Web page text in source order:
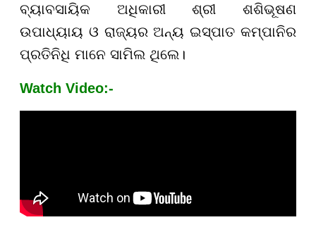
ବ୍ୟାବସାୟିକ ଅଧିକାରୀ ଶ୍ରୀ ଶଶିଭୂଷଣ
ଉପାଧ୍ୟାୟ ଓ ରାଜ୍ୟର ଅନ୍ୟ ଇସ୍ପାତ କମ୍ପାନିର
ପ୍ରତିନିଧି ମାନେ ସାମିଲ ଥିଲେ।
Watch Video:-